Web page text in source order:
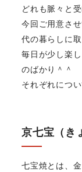
どれも脈々と
今回ご用意さ
代の暮らしに取
毎日が少し楽
のばかり＾＾
それぞれにつ
京七宝（き
七宝焼とは、